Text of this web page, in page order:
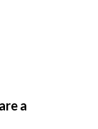
a